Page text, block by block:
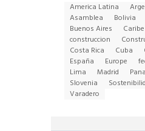
America Latina
Asamblea
Bolivia
Buenos Aires
Caribe
construccion
Costa Rica
Cuba
España
Europe
Lima
Madrid
Slovenia
Varadero